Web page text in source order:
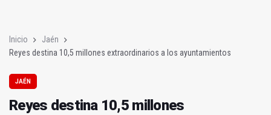
Inicio
Jaén
Reyes destina 10,5 millones extraordinarios a los ayuntamientos
JAÉN
Reyes destina 10,5 millones